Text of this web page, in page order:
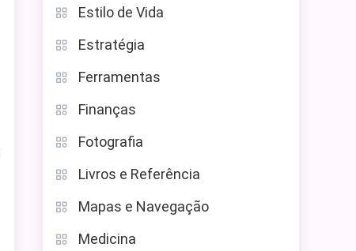
Estilo de Vida
Estratégia
Ferramentas
Finanças
Fotografia
Livros e Referência
Mapas e Navegação
Medicina